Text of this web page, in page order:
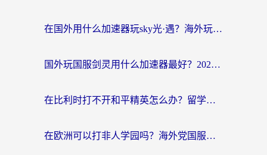
在国外用什么加速器玩sky光·遇？海外玩家国服畅玩终极指南（附魔兽世界狂暴传奇解决方案）
国外玩国服剑灵用什么加速器最好？2026海外玩家亲测指南（附魔兽世界怀旧服精灵之境加速技巧）
在比利时打不开和平精英怎么办？留学生亲测有效的国服游戏加速方案
在欧洲可以打非人学园吗？海外党国服游戏不卡顿的终极指南